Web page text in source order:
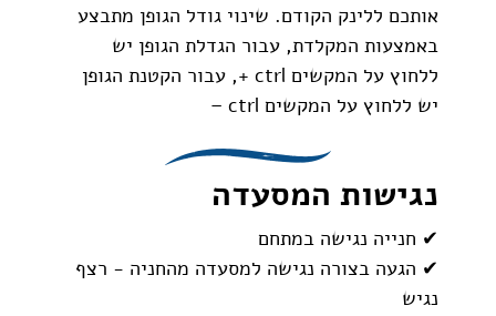
אותכם ללינק הקודם. שינוי גודל הגופן מתבצע
באמצעות המקלדת, עבור הגדלת הגופן יש
ללחוץ על המקשים ctrl +, עבור הקטנת הגופן
יש ללחוץ על המקשים ctrl –
נגישות המסעדה
✔ חנייה נגישה במתחם
✔ הגעה בצורה נגישה למסעדה מהחניה - רצף
נגיש